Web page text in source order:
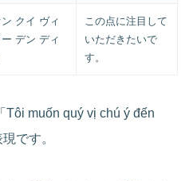
ン クイ ヴィ
デン ディ
この点に注目して
いただきたいで
す。
Tôi muốn quý vị chú ý đến
です。